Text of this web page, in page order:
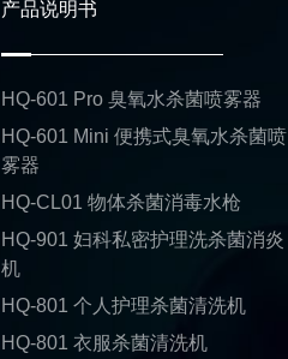
产品说明书
HQ-601 Pro 臭氧水杀菌喷雾器
HQ-601 Mini 便携式臭氧水杀菌喷
雾器
HQ-CL01 物体杀菌消毒水枪
HQ-901 妇科私密护理洗杀菌消炎
机
HQ-801 个人护理杀菌清洗机
HQ-801 衣服杀菌清洗机